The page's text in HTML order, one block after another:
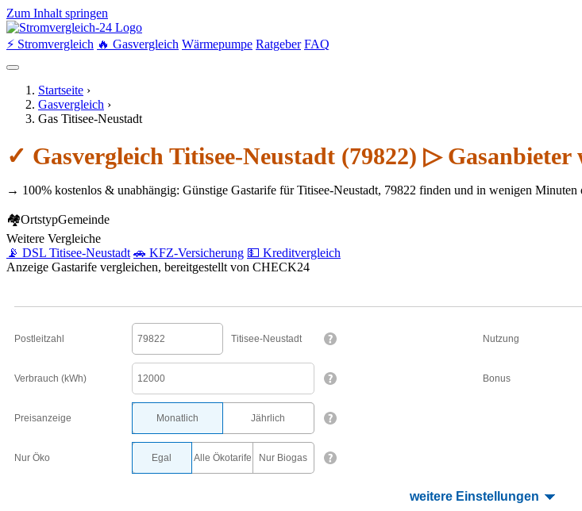
Zum Inhalt springen
⚡ Stromvergleich 🔥 Gasvergleich Wärmepumpe Ratgeber FAQ
Startseite ›
Gasvergleich ›
Gas Titisee-Neustadt
✓ Gasvergleich Titisee-Neustadt (79822) ▷ Gasanbieter
→ 100% kostenlos & unabhängig: Günstige Gastarife für Titisee-Neustadt, 79822 finden und in wenigen Minuten
🏘OrtstypGemeinde
Weitere Vergleiche
📡 DSL Titisee-Neustadt 🚗 KFZ-Versicherung 💵 Kreditvergleich
Anzeige Gastarife vergleichen, bereitgestellt von CHECK24